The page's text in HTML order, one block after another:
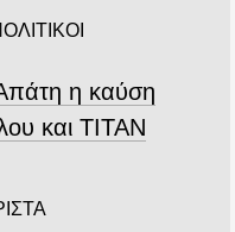
η καύση
και ΤΙΤΑΝ